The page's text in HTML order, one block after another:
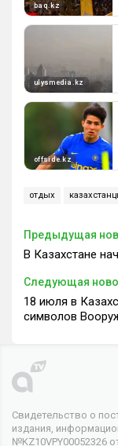
отдых
Предыдущая
В Казахстане
Следующая
18 июля в
символов
Свидетельство о
издания,
№KZ10VPY00052326